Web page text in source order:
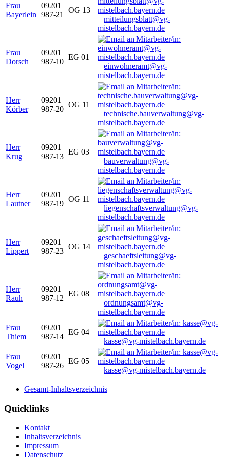
Frau
Bayerlein
09201
987-21
OG 13
mitteilungsblatt@vg-
mistelbach.bayern.de
Frau
Dorsch
09201
987-10
EG 01
einwohneramt@vg-
mistelbach.bayern.de
Herr
Körber
09201
987-20
OG 11
technische.bauverwaltung@vg-
mistelbach.bayern.de
Herr
Krug
09201
987-13
EG 03
bauverwaltung@vg-
mistelbach.bayern.de
Herr
Lautner
09201
987-19
OG 11
liegenschaftsverwaltung@vg-
mistelbach.bayern.de
Herr
Lippert
09201
987-23
OG 14
geschaeftsleitung@vg-
mistelbach.bayern.de
Herr
Rauh
09201
987-12
EG 08
ordnungsamt@vg-
mistelbach.bayern.de
Frau
Thiem
09201
987-14
EG 04
kasse@vg-mistelbach.bayern.de
Frau
Vogel
09201
987-26
EG 05
kasse@vg-mistelbach.bayern.de
Gesamt-Inhaltsverzeichnis
Quicklinks
Kontakt
Inhaltsverzeichnis
Impressum
Datenschutz